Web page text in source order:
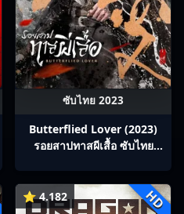
ซับไทย 2023
Butterflied Lover (2023)
รอยสาปทาสผีเสื้อ ซับไทย
⭐ 4.182 HD